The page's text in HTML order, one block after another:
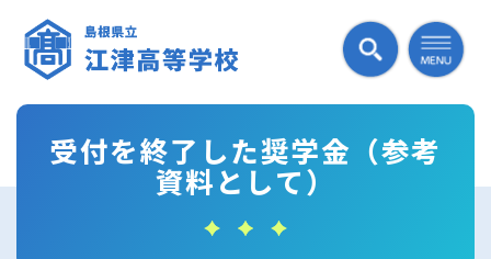
受付を終了した奨学金（参考
資料として）